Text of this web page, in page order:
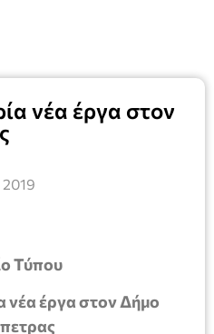
νέα έργα στον
Τύπου
νέα έργα στον Δήμο